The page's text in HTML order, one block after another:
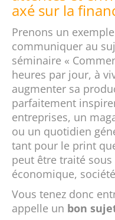
axé sur la
Prenons un
communiquer au
séminaire «
heures par jour, à
augmenter sa
parfaitement
entreprises, un
ou un quotidien
tant pour le print
peut être traité
économique,
Vous tenez donc
appelle un bon